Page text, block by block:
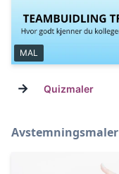
MAL
→ Quizmaler
Avstemningsmaler